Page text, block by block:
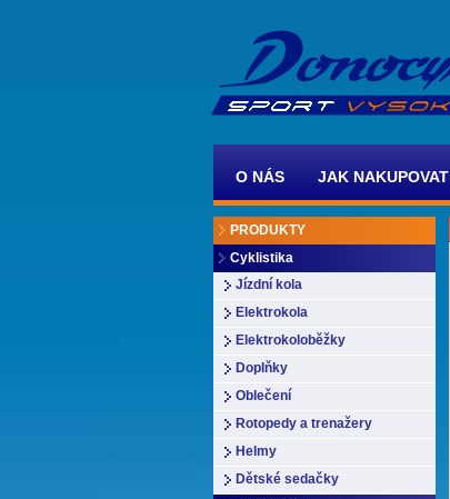
O NÁS JAK NAKUPOVAT
PRODUKTY
Cyklistika
Jízdní kola
Elektrokola
Elektrokoloběžky
Doplňky
Oblečení
Rotopedy a trenažery
Helmy
Dětské sedačky